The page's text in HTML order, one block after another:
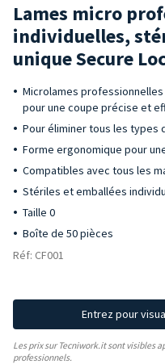
Lames micro
individuelles,
unique Secure
Microlames
pour une coupe précise et
Pour éliminer tous les
Forme ergonomique pour
Compatibles avec tous les
Stériles et emballées
Taille 0
Boîte de 50 pièces
Réf: CF001
Entrez pour
Les prix sur Tecniwork.it sont visibles
professionnels.